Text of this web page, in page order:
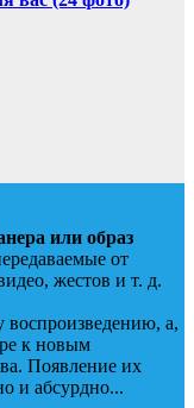
или образ
от
жестов и т. д.
воспроизведению, а,
к новым
Появление их
и абсурдно...